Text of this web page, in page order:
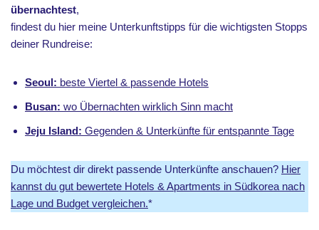
übernachtest,
findest du hier meine Unterkunftstipps für die wichtigsten Stopps
deiner Rundreise:
Seoul: beste Viertel & passende Hotels
Busan: wo Übernachten wirklich Sinn macht
Jeju Island: Gegenden & Unterkünfte für entspannte Tage
Du möchtest dir direkt passende Unterkünfte anschauen? Hier
kannst du gut bewertete Hotels & Apartments in Südkorea nach
Lage und Budget vergleichen.*